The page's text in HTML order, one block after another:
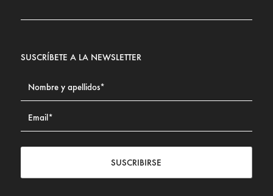
SUSCRÍBETE A LA NEWSLETTER
SUSCRIBIRSE